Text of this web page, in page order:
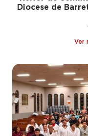
Diocese de
Ver